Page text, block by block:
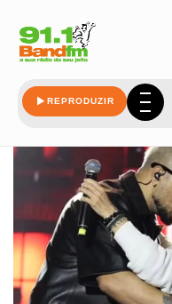
REPRODUZIR